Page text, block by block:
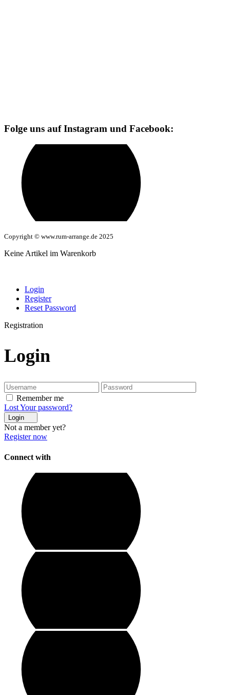
Folge uns auf Instagram und Facebook:
Copyright © www.rum-arrange.de 2025
Keine Artikel im Warenkorb
Login
Register
Reset Password
Registration
Login
Remember me
Lost Your password?
Login
Not a member yet?
Register now
Connect with